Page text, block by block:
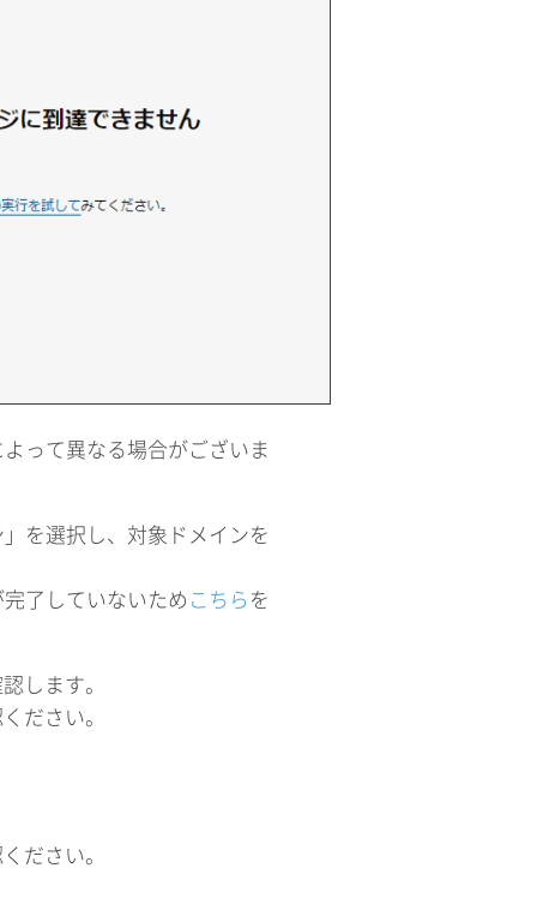
って異なる場合がございま
を選択し、対象ドメインを
了していないため こちらを
します。
ださい。
ださい。